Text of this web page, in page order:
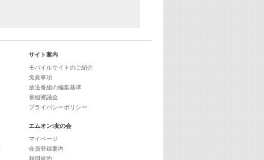
サイト案内
モバイルサイトのご紹介
免責事項
放送番組の編集基準
番組審議会
プライバシーポリシー
エムオン!友の会
マイページ
会員登録案内
利用規約